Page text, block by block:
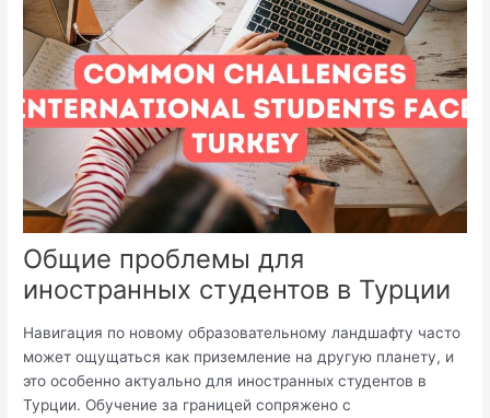
Общие проблемы для
иностранных студентов в Турции
Навигация по новому образовательному ландшафту часто
может ощущаться как приземление на другую планету, и
это особенно актуально для иностранных студентов в
Турции. Обучение за границей сопряжено с